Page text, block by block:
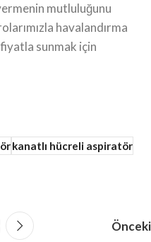
mutluluğunu
havalandırma
sunmak için
kanatlı hücreli aspiratör
Önceki